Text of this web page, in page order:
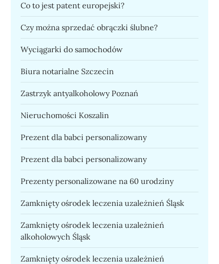
Co to jest patent europejski?
Czy można sprzedać obrączki ślubne?
Wyciągarki do samochodów
Biura notarialne Szczecin
Zastrzyk antyalkoholowy Poznań
Nieruchomości Koszalin
Prezent dla babci personalizowany
Prezent dla babci personalizowany
Prezenty personalizowane na 60 urodziny
Zamknięty ośrodek leczenia uzależnień Śląsk
Zamknięty ośrodek leczenia uzależnień
alkoholowych Śląsk
Zamknięty ośrodek leczenia uzależnień